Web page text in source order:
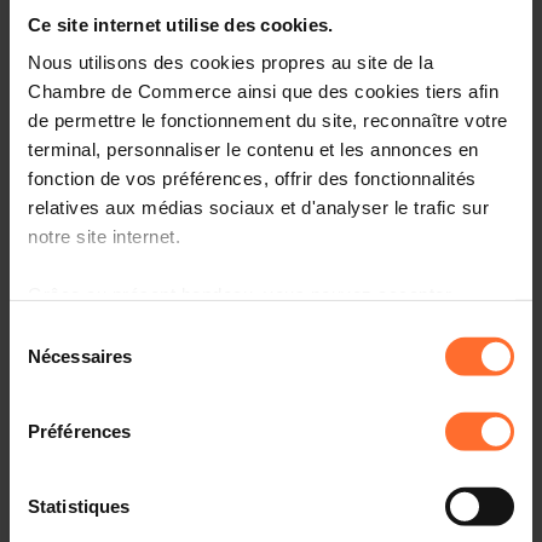
Ce site internet utilise des cookies.
Nous utilisons des cookies propres au site de la
Chambre de Commerce ainsi que des cookies tiers afin
de permettre le fonctionnement du site, reconnaître votre
terminal, personnaliser le contenu et les annonces en
fonction de vos préférences, offrir des fonctionnalités
relatives aux médias sociaux et d'analyser le trafic sur
notre site internet.
à l’exception des cookies strictement nécessaires au
fonctionnement du site. Une description des différents
cookies est accessible sous l’onglet « Détails » ci-
dessus.
Il est précisé que la navigation sur le site et certaines
fonctionnalités (ex : lecture de vidéos, partage sur les
Nécessaires
Préférences
Statistiques
entrepreneurs.
Comment? Participez à une prochaine session
vous informera sur l’écosystème, le cadre réglementaire
et les démarches à suivre.
Programme
entrepreneurs au Luxembourg